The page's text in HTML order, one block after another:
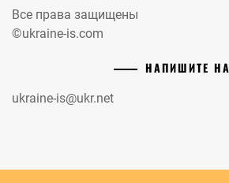
Все права защищены
©ukraine-is.com
НАПИШИТЕ
ukraine-is@ukr.net